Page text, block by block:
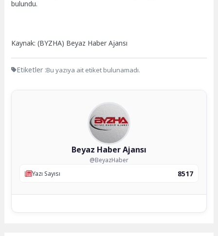
bulundu.
Kaynak: (BYZHA) Beyaz Haber Ajansı
Etiketler :Bu yazıya ait etiket bulunamadı.
Beyaz Haber Ajansı
@BeyazHaber
Yazı Sayısı
8517